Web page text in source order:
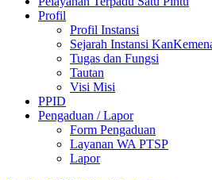
Profil
Profil Instansi
Sejarah Instansi
Tugas dan Fungsi
Tautan
Visi Misi
PPID
Pengaduan / Lapor
Form Pengaduan
Layanan WA PTSP
Lapor